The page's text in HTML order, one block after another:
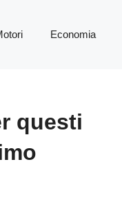
Economia
questi